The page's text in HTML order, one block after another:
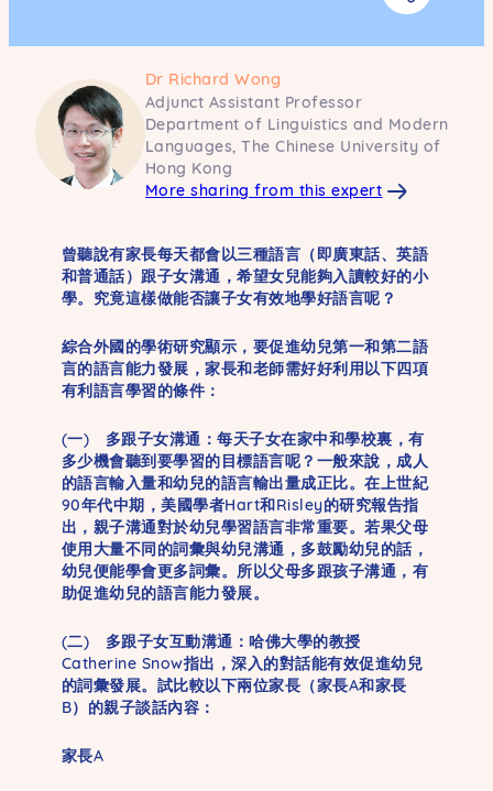
Dr Richard Wong
Adjunct Assistant Professor
Department of Linguistics and Modern
Languages, The Chinese University of
Hong Kong
More sharing from this expert
曾聽說有家長每天都會以三種語言（即廣東話、英語
和普通話）跟子女溝通，希望女兒能夠入讀較好的小
學。究竟這樣做能否讓子女有效地學好語言呢？
綜合外國的學術研究顯示，要促進幼兒第一和第二語
言的語言能力發展，家長和老師需好好利用以下四項
有利語言學習的條件：
(一) 多跟子女溝通：每天子女在家中和學校裏，有
多少機會聽到要學習的目標語言呢？一般來說，成人
的語言輸入量和幼兒的語言輸出量成正比。在上世紀
90年代中期，美國學者Hart和Risley的研究報告指
出，親子溝通對於幼兒學習語言非常重要。若果父母
使用大量不同的詞彙與幼兒溝通，多鼓勵幼兒的話，
幼兒便能學會更多詞彙。所以父母多跟孩子溝通，有
助促進幼兒的語言能力發展。
(二) 多跟子女互動溝通：哈佛大學的教授
Catherine Snow指出，深入的對話能有效促進幼兒
的詞彙發展。試比較以下兩位家長（家長A和家長
B）的親子談話內容：
家長A